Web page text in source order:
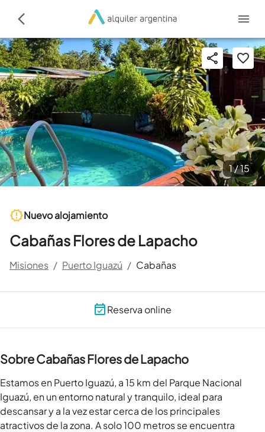
Nuevo alojamiento
Cabañas Flores de Lapacho
Misiones / Puerto Iguazú / Cabañas
1 /15
Reserva online
Sobre Cabañas Flores de Lapacho
Estamos en Puerto Iguazú, a 15 km del Parque Nacional
Iguazú, en un entorno natural y tranquilo, ideal para
descansar y a la vez estar cerca de los principales
atractivos de la zona. A solo 100 metros se encuentra